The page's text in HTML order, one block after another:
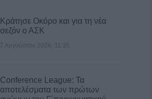
Κράτησε Οκόρο και για τη νέα
σεζόν ο ΑΣΚ
7 Αυγούστου 2026, 11:35
Conference League: Τα
αποτελέσματα των πρώτων